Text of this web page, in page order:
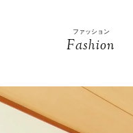
ファッション
Fashion